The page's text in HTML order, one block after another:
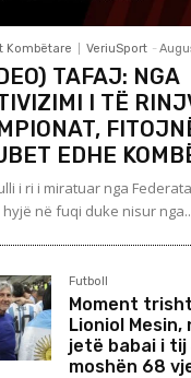
Kombëtare VeriuSport -
TAFAJ: NGA
I TË
EDHE
i ri i miratuar nga
hyjë në fuqi duke nisur
Futboll
Moment
Lioniol Mesin,
jetë babai i tij
moshën 68